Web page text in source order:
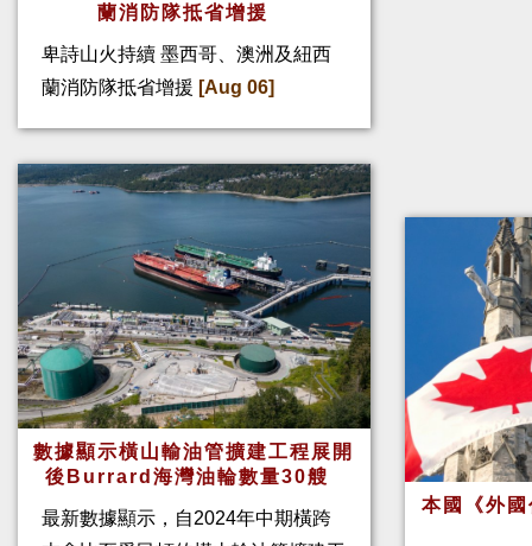
蘭消防隊抵省增援
卑詩山火持續 墨西哥、澳洲及紐西
蘭消防隊抵省增援 [Aug 06]
數據顯示橫山輸油管擴建工程展開
後Burrard海灣油輪數量30艘
最新數據顯示，自2024年中期橫跨
本國《外